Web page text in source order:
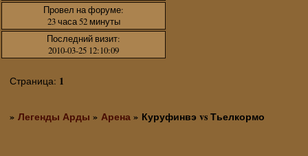
Провел на форуме:
23 часа 52 минуты
Последний визит:
2010-03-25 12:10:09
Страница: 1
»Легенды Арды »Арена» Куруфинвэ vs Тьелкормо